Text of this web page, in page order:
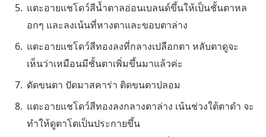
แตะอายแชโดว์สีน้ำตาลอ่อนเบลนด์ขึ้นให้เป็นชั้นตาหล
อกๆ และลงเน้นที่หางตาและขอบตาล่าง
แตะอายแชโดว์สีทองลงที่กลางเปลือกตา หลับตาดูจะ
เห็นว่าเหมือนมีชั้นตาเพิ่มขึ้นมาแล้วค่ะ
ดัดขนตา ปัดมาสคาร่า ติดขนตาปลอม
แตะอายแชโดว์สีทองลงกลางตาล่าง เน้นช่วงใต้ตาดำ จะ
ทำให้ดูตาโตเป็นประกายขึ้น